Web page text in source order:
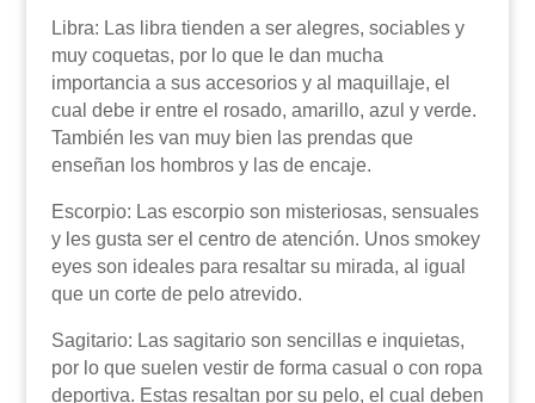
Libra: Las libra tienden a ser alegres, sociables y
muy coquetas, por lo que le dan mucha
importancia a sus accesorios y al maquillaje, el
cual debe ir entre el rosado, amarillo, azul y verde.
También les van muy bien las prendas que
enseñan los hombros y las de encaje.
Escorpio: Las escorpio son misteriosas, sensuales
y les gusta ser el centro de atención. Unos smokey
eyes son ideales para resaltar su mirada, al igual
que un corte de pelo atrevido.
Sagitario: Las sagitario son sencillas e inquietas,
por lo que suelen vestir de forma casual o con ropa
deportiva. Estas resaltan por su pelo, el cual deben